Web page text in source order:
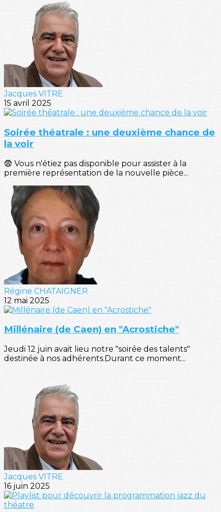
Jacques VITRE
15 avril 2025
Soirée théatrale : une deuxième chance de
la voir
😨 Vous n'étiez pas disponible pour assister à la
première représentation de la nouvelle pièce...
Régine CHATAIGNER
12 mai 2025
Millénaire (de Caen) en "Acrostiche"
Jeudi 12 juin avait lieu notre "soirée des talents"
destinée à nos adhérents.Durant ce moment...
Jacques VITRE
16 juin 2025